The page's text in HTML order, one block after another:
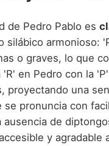
de Pedro Pablo es
silábico armonioso:
o graves, lo que
'R' en Pedro con la
proyectando una
se pronuncia con
ausencia de
y agradable